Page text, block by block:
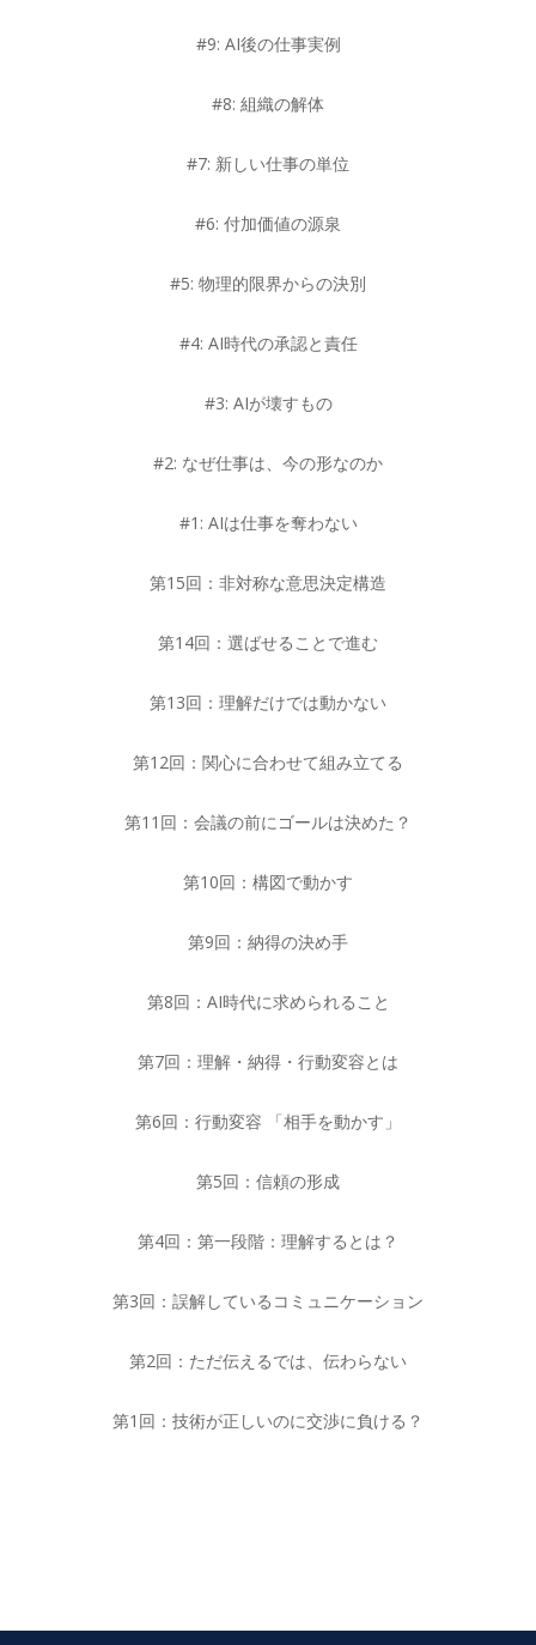
#9: AI後の仕事実例
#8: 組織の解体
#7: 新しい仕事の単位
#6: 付加価値の源泉
#5: 物理的限界からの決別
#4: AI時代の承認と責任
#3: AIが壊すもの
#2: なぜ仕事は、今の形なのか
#1: AIは仕事を奪わない
第15回：非対称な意思決定構造
第14回：選ばせることで進む
第13回：理解だけでは動かない
第12回：関心に合わせて組み立てる
第11回：会議の前にゴールは決めた？
第10回：構図で動かす
第9回：納得の決め手
第8回：AI時代に求められること
第7回：理解・納得・行動変容とは
第6回：行動変容 「相手を動かす」
第5回：信頼の形成
第4回：第一段階：理解するとは？
第3回：誤解しているコミュニケーション
第2回：ただ伝えるでは、伝わらない
第1回：技術が正しいのに交渉に負ける？